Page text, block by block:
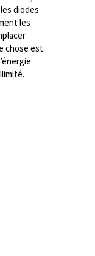
diodes
les
chose est